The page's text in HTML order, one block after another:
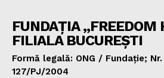
FUNDAȚIA „FREEDOM
FILIALA BUCUREȘTI
Formă legală: ONG / Fundație;
127/PJ/2004